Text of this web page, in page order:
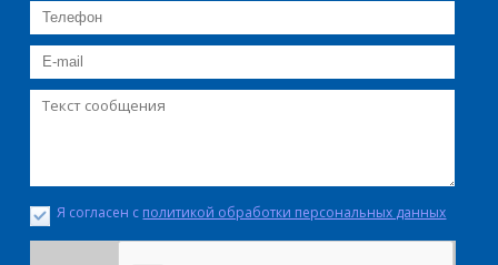
Я согласен с политикой обработки персональных данных